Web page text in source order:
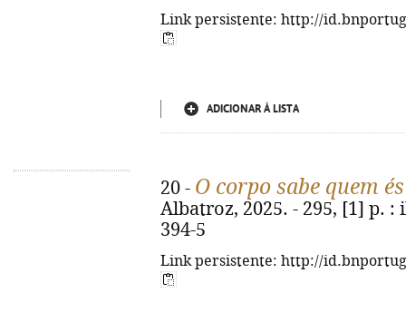
Link persistente: http://
ADICIONAR À LISTA
20 - O corpo sabe quem és
Albatroz, 2025. - 295, [1] p. :
394-5
Link persistente: http://